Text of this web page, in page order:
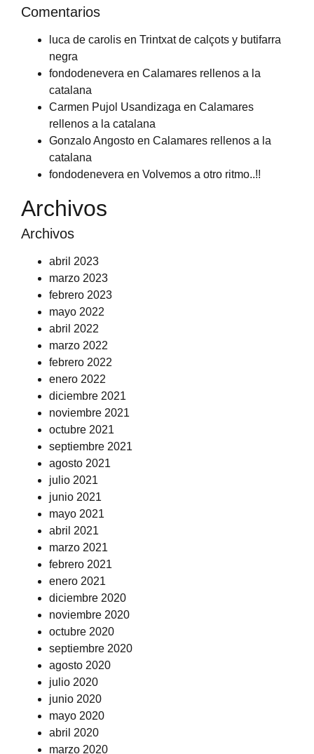
Comentarios
luca de carolis en Trintxat de calçots y butifarra
negra
fondodenevera en Calamares rellenos a la
catalana
Carmen Pujol Usandizaga en Calamares
rellenos a la catalana
Gonzalo Angosto en Calamares rellenos a la
catalana
fondodenevera en Volvemos a otro ritmo..!!
Archivos
Archivos
abril 2023
marzo 2023
febrero 2023
mayo 2022
abril 2022
marzo 2022
febrero 2022
enero 2022
diciembre 2021
noviembre 2021
octubre 2021
septiembre 2021
agosto 2021
julio 2021
junio 2021
mayo 2021
abril 2021
marzo 2021
febrero 2021
enero 2021
diciembre 2020
noviembre 2020
octubre 2020
septiembre 2020
agosto 2020
julio 2020
junio 2020
mayo 2020
abril 2020
marzo 2020